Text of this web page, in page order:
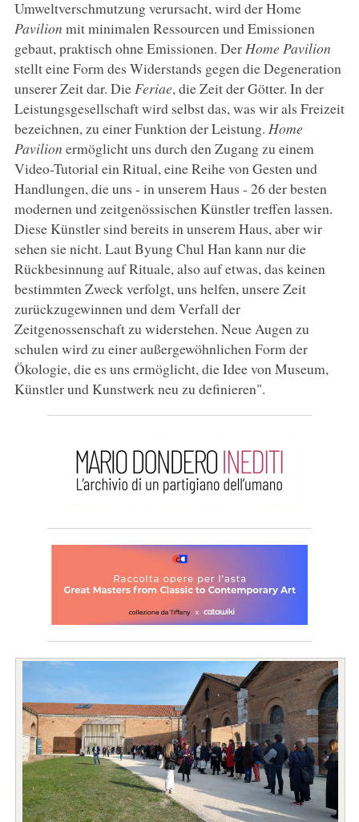
Umweltverschmutzung verursacht, wird der Home
Pavilion mit minimalen Ressourcen und Emissionen
gebaut, praktisch ohne Emissionen. Der Home Pavilion
stellt eine Form des Widerstands gegen die Degeneration
unserer Zeit dar. Die Feriae, die Zeit der Götter. In der
Leistungsgesellschaft wird selbst das, was wir als Freizeit
bezeichnen, zu einer Funktion der Leistung. Home
Pavilion ermöglicht uns durch den Zugang zu einem
Video-Tutorial ein Ritual, eine Reihe von Gesten und
Handlungen, die uns - in unserem Haus - 26 der besten
modernen und zeitgenössischen Künstler treffen lassen.
Diese Künstler sind bereits in unserem Haus, aber wir
sehen sie nicht. Laut Byung Chul Han kann nur die
Rückbesinnung auf Rituale, also auf etwas, das keinen
bestimmten Zweck verfolgt, uns helfen, unsere Zeit
zurückzugewinnen und dem Verfall der
Zeitgenossenschaft zu widerstehen. Neue Augen zu
schulen wird zu einer außergewöhnlichen Form der
Ökologie, die es uns ermöglicht, die Idee von Museum,
Künstler und Kunstwerk neu zu definieren".